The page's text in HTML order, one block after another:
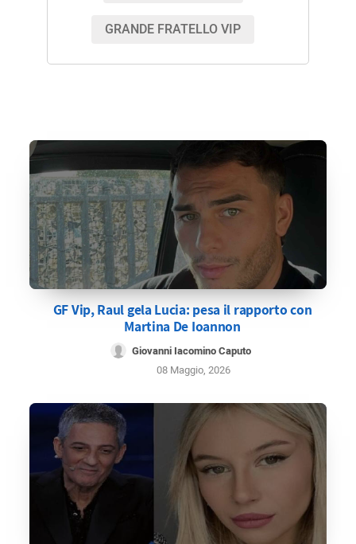
GRANDE FRATELLO VIP
GF Vip, Raul gela Lucia: pesa il rapporto con
Martina De Ioannon
Giovanni Iacomino Caputo
08 Maggio, 2026